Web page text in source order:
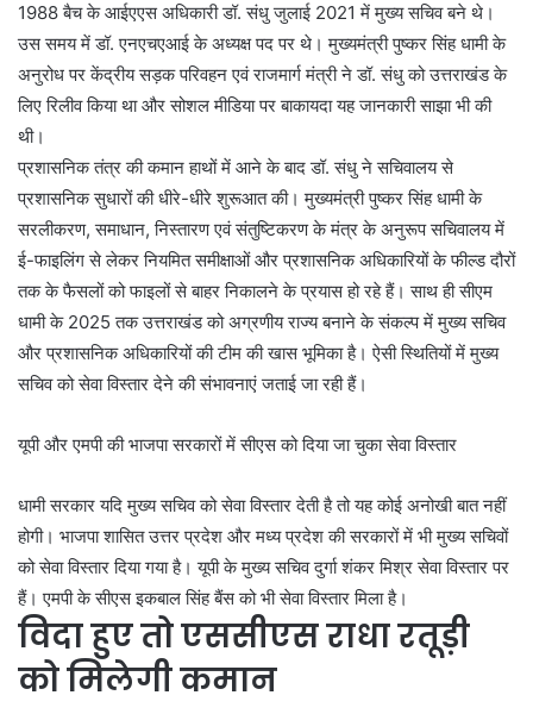
1988 बैच के आईएएस अधिकारी डॉ. संधु जुलाई 2021 में मुख्य सचिव बने थे।
उस समय में डॉ. एनएचएआई के अध्यक्ष पद पर थे। मुख्यमंत्री पुष्कर सिंह धामी के
अनुरोध पर केंद्रीय सड़क परिवहन एवं राजमार्ग मंत्री ने डॉ. संधु को उत्तराखंड के
लिए रिलीव किया था और सोशल मीडिया पर बाकायदा यह जानकारी साझा भी की
थी।
प्रशासनिक तंत्र की कमान हाथों में आने के बाद डॉ. संधु ने सचिवालय से
प्रशासनिक सुधारों की धीरे-धीरे शुरूआत की। मुख्यमंत्री पुष्कर सिंह धामी के
सरलीकरण, समाधान, निस्तारण एवं संतुष्टिकरण के मंत्र के अनुरूप सचिवालय में
ई-फाइलिंग से लेकर नियमित समीक्षाओं और प्रशासनिक अधिकारियों के फील्ड दौरों
तक के फैसलों को फाइलों से बाहर निकालने के प्रयास हो रहे हैं। साथ ही सीएम
धामी के 2025 तक उत्तराखंड को अग्रणीय राज्य बनाने के संकल्प में मुख्य सचिव
और प्रशासनिक अधिकारियों की टीम की खास भूमिका है। ऐसी स्थितियों में मुख्य
सचिव को सेवा विस्तार देने की संभावनाएं जताई जा रही हैं।
यूपी और एमपी की भाजपा सरकारों में सीएस को दिया जा चुका सेवा विस्तार
धामी सरकार यदि मुख्य सचिव को सेवा विस्तार देती है तो यह कोई अनोखी बात नहीं
होगी। भाजपा शासित उत्तर प्रदेश और मध्य प्रदेश की सरकारों में भी मुख्य सचिवों
को सेवा विस्तार दिया गया है। यूपी के मुख्य सचिव दुर्गा शंकर मिश्र सेवा विस्तार पर
हैं। एमपी के सीएस इकबाल सिंह बैंस को भी सेवा विस्तार मिला है।
विदा हुए तो एससीएस राधा रतूड़ी
को मिलेगी कमान